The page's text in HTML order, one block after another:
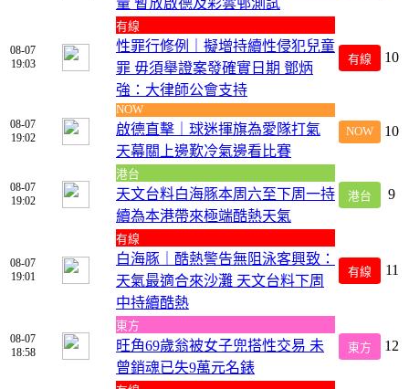
量 暫放啟德及彩雲邨測試
08-07
19:03
有線
性罪行修例｜擬增持續性侵犯兒童
罪 毋須舉證案發確實日期 鄧炳
強：大律師公會支持
有線 10
08-07
19:02
NOW
啟德直擊｜球迷揮旗為愛隊打氣
天幕關上邊歎冷氣邊看比賽
NOW 10
08-07
19:02
港台
天文台料白海豚本周六至下周一持
續為本港帶來極端酷熱天氣
港台 9
08-07
19:01
有線
白海豚｜酷熱警告無阻泳客興致：
天氣最適合來沙灘 天文台料下周
中持續酷熱
有線 11
08-07
18:58
東方
旺角69歲翁被女子兜搭性交易 未
曾銷魂已失9萬元名錶
東方 12